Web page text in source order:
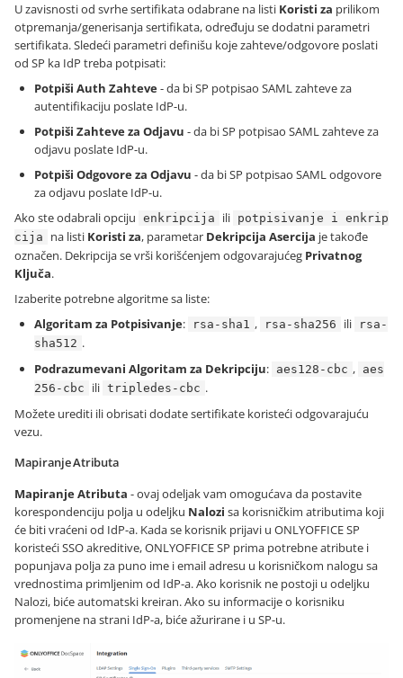
U zavisnosti od svrhe sertifikata odabrane na listi Koristi za prilikom
otpremanja/generisanja sertifikata, određuju se dodatni parametri
sertifikata. Sledeći parametri definišu koje zahteve/odgovore poslati
od SP ka IdP treba potpisati:
Potpiši Auth Zahteve- da bi SP potpisao SAML zahteve za
autentifikaciju poslate IdP-u.
Potpiši Zahteve za Odjavu - da bi SP potpisao SAML zahteve za
odjavu poslate IdP-u.
Potpiši Odgovore za Odjavu - da bi SP potpisao SAML odgovore
za odjavu poslate IdP-u.
Ako ste odabrali opciju enkripcija ili potpisivanje i enkrip
cija
na listi Koristi za, parametar Dekripcija Asercija je takođe
označen. Dekripcija se vrši korišćenjem odgovarajućeg Privatnog
Ključa.
Izaberite potrebne algoritme sa liste:
Algoritam za Potpisivanje: rsa-sha1 , rsa-sha256 ili
rsa-
sha512 .
Podrazumevani Algoritam za Dekripciju: aes128-cbc , aes
256-cbc
ili tripledes-cbc .
Možete urediti ili obrisati dodate sertifikate koristeći odgovarajuću
vezu.
Mapiranje Atributa
Mapiranje Atributa - ovaj odeljak vam omogućava da postavite
korespondenciju polja u odeljku Nalozi sa korisničkim atributima koji
će biti vraćeni od IdP-a. Kada se korisnik prijavi u ONLYOFFICE SP
koristeći SSO akreditive, ONLYOFFICE SP prima potrebne atribute i
popunjava polja za puno ime i email adresu u korisničkom nalogu sa
vrednostima primljenim od IdP-a. Ako korisnik ne postoji u odeljku
Nalozi, biće automatski kreiran. Ako su informacije o korisniku
promenjene na strani IdP-a, biće ažurirane i u SP-u.